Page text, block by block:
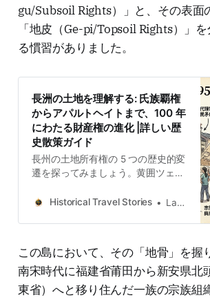
gu/Subsoil Rights）」と、その表面
「地皮（Ge-pi/Topsoil Rights）」
る慣習がありました。
長洲の土地を理解する: 氏族覇権
からアパルトヘイトまで、100 年
にわたる財産権の進化 |詳しい歴
史散策ガイド
長州の土地所有権の 5 つの歴史的変
遷を探ってみましょう。黄囲ツェト
パルトヘイトまでです。地籍図作成
島の隠された権力の地理を読み解く
Historical Travel Stories Lawrence
この島において、その「地骨」を握
南宋時代に福建省莆田から新安県北
東省）へと移り住んだ一族の宗族組